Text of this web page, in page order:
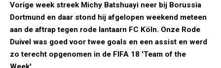
Vorige week streek Michy Batshuayi neer bij Borussia
Dortmund en daar stond hij afgelopen weekend meteen
aan de aftrap tegen rode lantaarn FC Köln. Onze Rode
Duivel was goed voor twee goals en een assist en werd
zo terecht opgenomen in de FIFA 18 'Team of the